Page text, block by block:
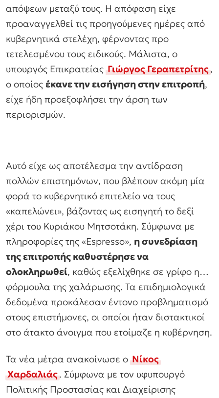
απόψεων μεταξύ τους. Η απόφαση είχε
προαναγγελθεί τις προηγούμενες ημέρες από
κυβερνητικά στελέχη, φέρνοντας προ
τετελεσμένου τους ειδικούς. Μάλιστα, ο
υπουργός ΕπικρατείαςΓιώργος Γεραπετρίτης,
ο οποίος έκανε την εισήγηση στην επιτροπή,
είχε ήδη προεξοφλήσει την άρση των
περιορισμών.
Αυτό είχε ως αποτέλεσμα την αντίδραση
πολλών επιστημόνων, που βλέπουν ακόμη μία
φορά το κυβερνητικό επιτελείο να τους
«καπελώνει», βάζοντας ως εισηγητή το δεξί
χέρι του Κυριάκου Μητσοτάκη. Σύμφωνα με
πληροφορίες της «Espresso», η συνεδρίαση
της επιτροπής καθυστέρησε να
ολοκληρωθεί, καθώς εξελίχθηκε σε γρίφο η…
φόρμουλα της χαλάρωσης. Τα επιδημιολογικά
δεδομένα προκάλεσαν έντονο προβληματισμό
στους επιστήμονες, οι οποίοι ήταν διστακτικοί
στο άτακτο άνοιγμα που ετοίμαζε η κυβέρνηση.
Τα νέα μέτρα ανακοίνωσε οΝίκος
Χαρδαλιάς. Σύμφωνα με τον υφυπουργό
Πολιτικής Προστασίας και Διαχείρισης